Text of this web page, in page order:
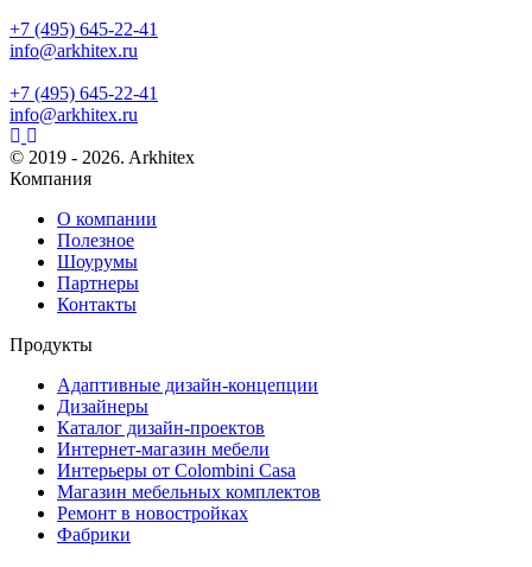
+7 (495) 645-22-41
info@arkhitex.ru
+7 (495) 645-22-41
info@arkhitex.ru
© 2019 - 2026. Arkhitex
Компания
О компании
Полезное
Шоурумы
Партнеры
Контакты
Продукты
Адаптивные дизайн-концепции
Дизайнеры
Каталог дизайн-проектов
Интернет-магазин мебели
Интерьеры от Colombini Casa
Магазин мебельных комплектов
Ремонт в новостройках
Фабрики